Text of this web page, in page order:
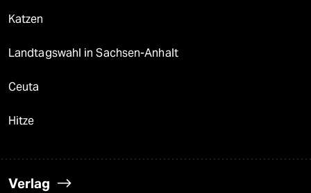
Katzen
Landtagswahl in Sachsen-Anhalt
Ceuta
Hitze
Verlag